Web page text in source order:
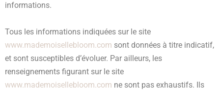
informations.
Tous les informations indiquées sur le site
www.mademoisellebloom.com sont données à titre indicatif,
et sont susceptibles d’évoluer. Par ailleurs, les
renseignements figurant sur le site
www.mademoisellebloom.com ne sont pas exhaustifs. Ils